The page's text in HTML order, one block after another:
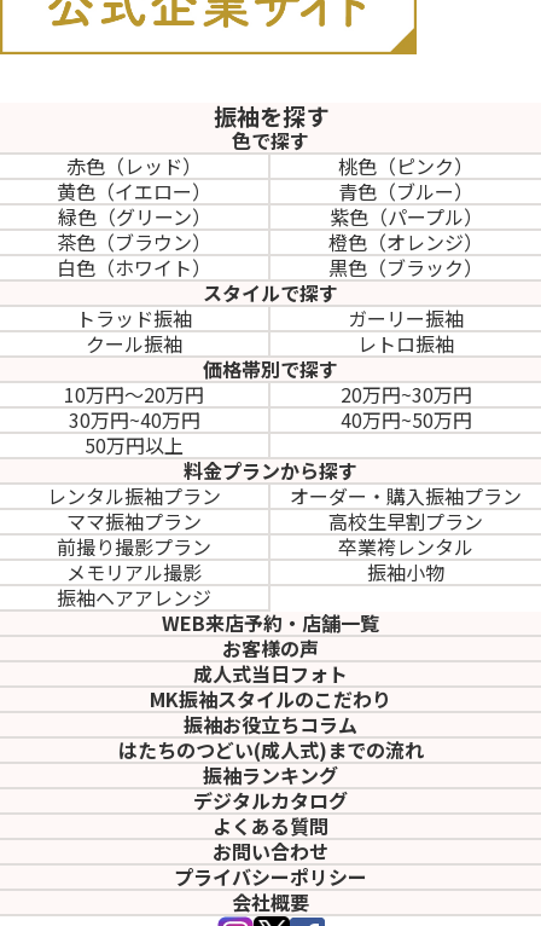
振袖を探す
色で探す
赤色（レッド）
桃色（ピンク）
黄色（イエロー）
青色（ブルー）
緑色（グリーン）
紫色（パープル）
茶色（ブラウン）
橙色（オレンジ）
白色（ホワイト）
黒色（ブラック）
スタイルで探す
トラッド振袖
ガーリー振袖
クール振袖
レトロ振袖
価格帯別で探す
10万円～20万円
20万円~30万円
30万円~40万円
40万円~50万円
50万円以上
料金プランから探す
レンタル振袖プラン
オーダー・購入振袖プラン
ママ振袖プラン
高校生早割プラン
前撮り撮影プラン
卒業袴レンタル
メモリアル撮影
振袖小物
振袖ヘアアレンジ
WEB来店予約・店舗一覧
お客様の声
成人式当日フォト
MK振袖スタイルのこだわり
振袖お役立ちコラム
はたちのつどい(成人式)までの流れ
振袖ランキング
デジタルカタログ
よくある質問
お問い合わせ
プライバシーポリシー
会社概要